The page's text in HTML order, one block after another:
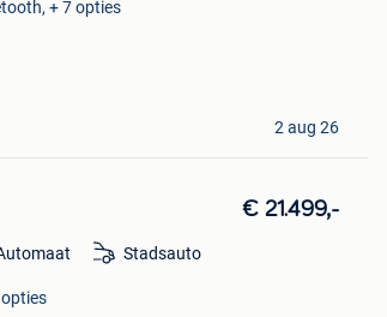
+ 7 opties
2 aug 26
€ 21.499,-
Stadsauto